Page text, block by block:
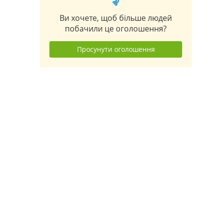
Ви хочете, щоб більше людей
побачили це оголошення?
Просунути оголошення